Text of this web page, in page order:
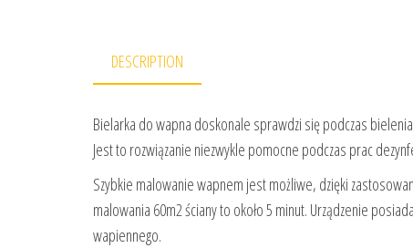
DESCRIPTION
Bielarka do wapna doskonale sprawdzi się podczas
Jest to rozwiązanie niezwykle pomocne podczas prac
Szybkie malowanie wapnem jest możliwe, dzięki
malowania 60m2 ściany to około 5 minut. Urządzenie
wapiennego.